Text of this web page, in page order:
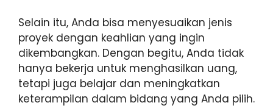
Selain itu, Anda bisa menyesuaikan jenis
proyek dengan keahlian yang ingin
dikembangkan. Dengan begitu, Anda tidak
hanya bekerja untuk menghasilkan uang,
tetapi juga belajar dan meningkatkan
keterampilan dalam bidang yang Anda pilih.